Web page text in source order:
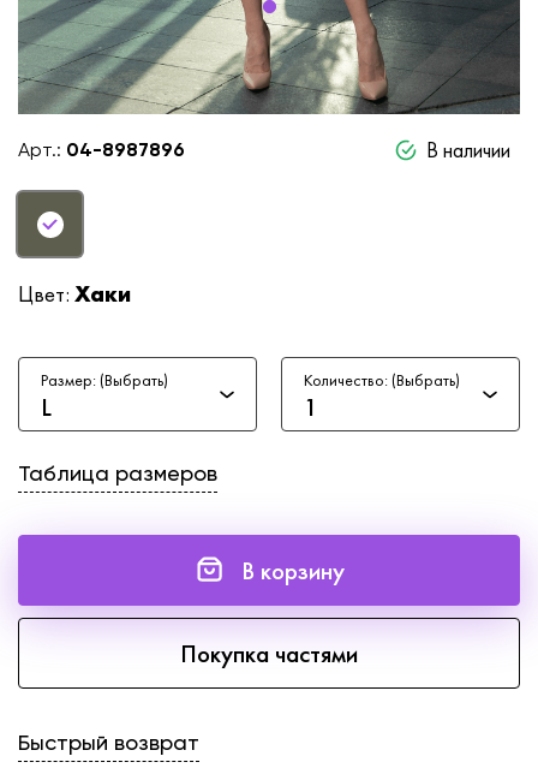
Арт.: 04-8987896 В наличии
Цвет: Хаки
Размер: (Выбрать)
L
Количество: (Выбрать)
1
Таблица размеров
В корзину
Покупка частями
Быстрый возврат